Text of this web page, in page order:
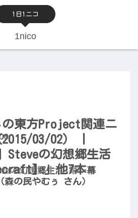
1日1ニコ
1nico
の東方Project関連ニ
03/02） |
】Steveの幻想郷生活
】」他7本
の幻想郷生活 第一幕
森の民やむぅ さん）